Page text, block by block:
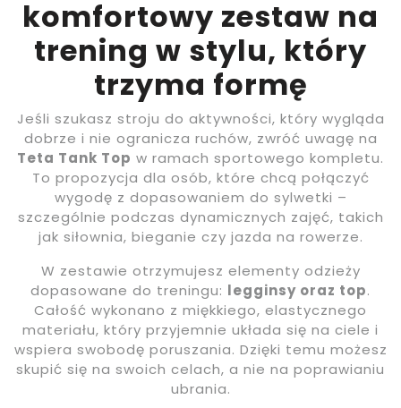
komfortowy zestaw na
trening w stylu, który
trzyma formę
Jeśli szukasz stroju do aktywności, który wygląda
dobrze i nie ogranicza ruchów, zwróć uwagę na
Teta Tank Top w ramach sportowego kompletu.
To propozycja dla osób, które chcą połączyć
wygodę z dopasowaniem do sylwetki –
szczególnie podczas dynamicznych zajęć, takich
jak siłownia, bieganie czy jazda na rowerze.
W zestawie otrzymujesz elementy odzieży
dopasowane do treningu: legginsy oraz top.
Całość wykonano z miękkiego, elastycznego
materiału, który przyjemnie układa się na ciele i
wspiera swobodę poruszania. Dzięki temu możesz
skupić się na swoich celach, a nie na poprawianiu
ubrania.